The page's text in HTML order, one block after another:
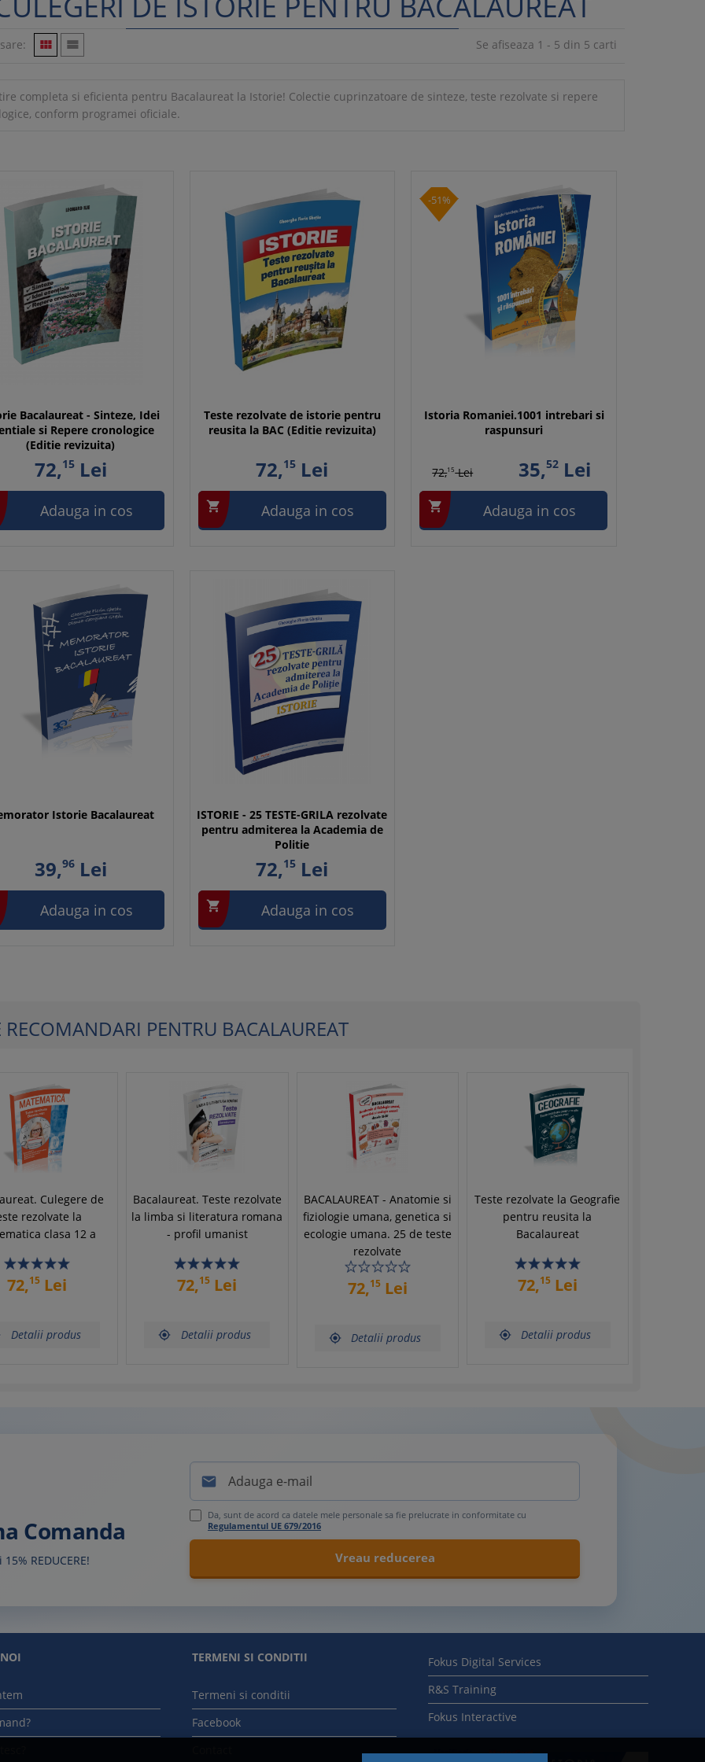
  Se afiseaza 1 - 5 din 5 carti
completa si eficienta pentru Bacalaureat la Istorie! Colectie cuprinzatoare de sinteze, teste rezolvate si repere
conform programei oficiale.
Bacalaureat - Sinteze, Idei
si Repere cronologice
(Editie revizuita)
72,15Lei
Adauga in cos
Teste rezolvate de istorie pentru
reusita la BAC (Editie revizuita)
72,15 Lei
 Adauga in cos
-51%
Istoria Romaniei.1001 intrebari si
raspunsuri
72,15Lei 35,52Lei
 Adauga in cos
Istorie Bacalaureat
39,96Lei
Adauga in cos
ISTORIE - 25 TESTE-GRILA rezolvate
pentru admiterea la Academia de
Politie
72,15 Lei
 Adauga in cos
RECOMANDARI PENTRU BACALAUREAT
Culegere de
rezolvate la
clasa 12 a
72,15 Lei
Detalii produs
Bacalaureat. Teste rezolvate
la limba si literatura romana
- profil umanist
72,15 Lei
 Detalii produs
BACALAUREAT - Anatomie si
fiziologie umana, genetica si
ecologie umana. 25 de teste
rezolvate
72,15Lei
 Detalii produs
Teste rezolvate la Geografie
pentru reusita la
Bacalaureat
72,15Lei
 Detalii produs
Comanda
REDUCERE!

Da, sunt de acord ca datele mele personale sa fie prelucrate in conformitate cu
Regulamentul UE 679/2016
TERMENI SI CONDITII
Termeni si conditii
Facebook
Fokus Digital Services
R&S Training
Fokus Interactive